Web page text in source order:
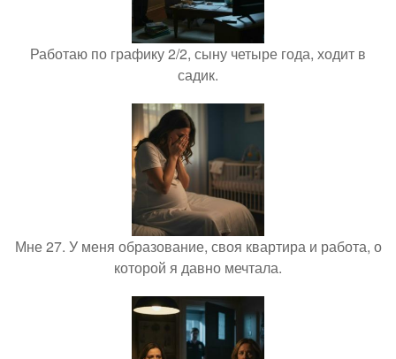
Работаю по графику 2/2, сыну четыре года, ходит в
садик.
Мне 27. У меня образование, своя квартира и работа, о
которой я давно мечтала.